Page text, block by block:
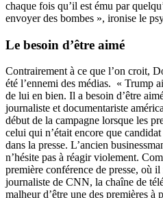
chaque fois qu’il est ému par
envoyer des bombes », ironise le
Le besoin d’être aimé
Contrairement à ce que l’on croit,
été l’ennemi des médias. « Trump
de lui en bien. Il a besoin d’être
journaliste et documentariste
début de la campagne lorsque les
celui qui n’était encore que
dans la presse. L’ancien
n’hésite pas à réagir violement.
première conférence de presse, où
journaliste de CNN, la chaîne de
malheur d’être une des premières